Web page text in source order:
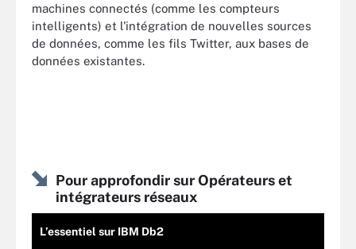
machines connectés (comme les compteurs
intelligents) et l'intégration de nouvelles sources
de données, comme les fils Twitter, aux bases de
données existantes.
Pour approfondir sur Opérateurs et
intégrateurs réseaux
L’essentiel sur IBM Db2